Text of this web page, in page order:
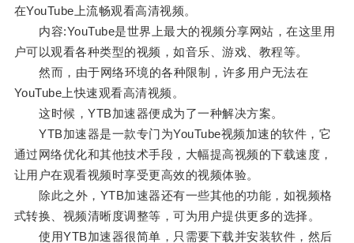
在YouTube上流畅观看高清视频。
内容:YouTube是世界上最大的视频分享网站，在这里用
户可以观看各种类型的视频，如音乐、游戏、教程等。
然而，由于网络环境的各种限制，许多用户无法在
YouTube上快速观看高清视频。
这时候，YTB加速器便成为了一种解决方案。
YTB加速器是一款专门为YouTube视频加速的软件，它
通过网络优化和其他技术手段，大幅提高视频的下载速度，
让用户在观看视频时享受更高效的视频体验。
除此之外，YTB加速器还有一些其他的功能，如视频格
式转换、视频清晰度调整等，可为用户提供更多的选择。
使用YTB加速器很简单，只需要下载并安装软件，然后